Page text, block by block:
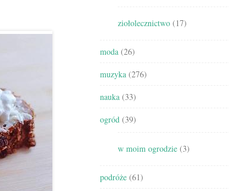
ziołolecznictwo (17)
moda (26)
muzyka (276)
nauka (33)
ogród (39)
w moim ogrodzie (3)
podróże (61)